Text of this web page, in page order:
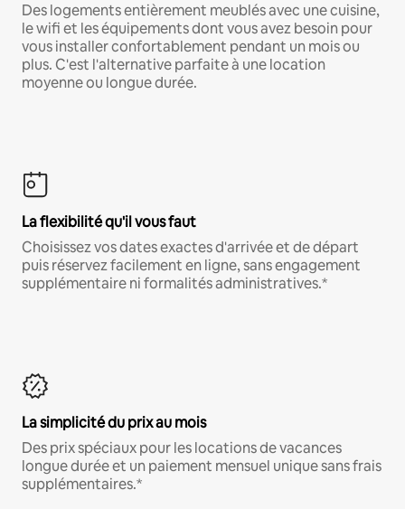
Des logements entièrement meublés avec une cuisine,
le wifi et les équipements dont vous avez besoin pour
vous installer confortablement pendant un mois ou
plus. C'est l'alternative parfaite à une location
moyenne ou longue durée.
La flexibilité qu'il vous faut
Choisissez vos dates exactes d'arrivée et de départ
puis réservez facilement en ligne, sans engagement
supplémentaire ni formalités administratives.*
La simplicité du prix au mois
Des prix spéciaux pour les locations de vacances
longue durée et un paiement mensuel unique sans frais
supplémentaires.*